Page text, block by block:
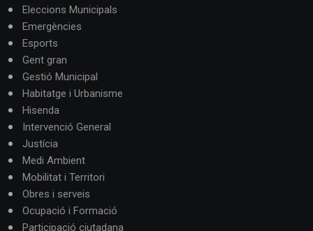
Eleccions Municipals
Emergències
Esports
Gent gran
Gestió Municipal
Habitatge i Urbanisme
Hisenda
Intervenció General
Justícia
Medi Ambient
Mobilitat i Territori
Obres i serveis
Ocupació i Formació
Participació ciutadana